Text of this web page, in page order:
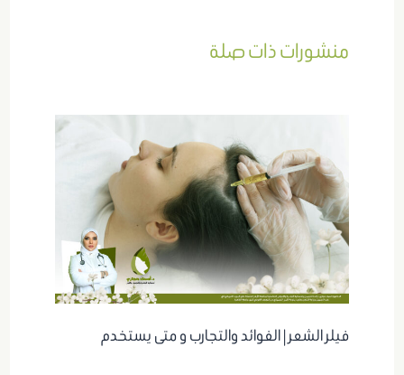
منشورات ذات صلة
فيلر الشعر | الفوائد والتجارب و متى يستخدم